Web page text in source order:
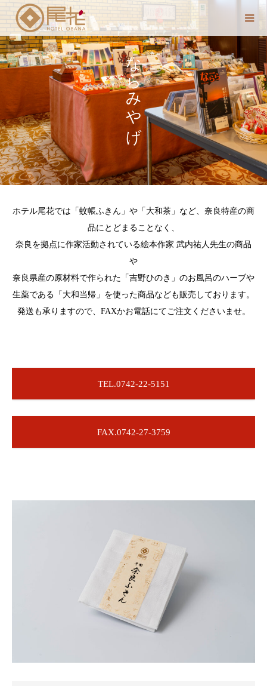
ならみやげ
ホテル尾花では「蚊帳ふきん」や「大和茶」など、奈良特産の商
品にとどまることなく、
奈良を拠点に作家活動されている絵本作家 武内祐人先生の商品
や
奈良県産の原材料で作られた「吉野ひのき」のお風呂のハーブや
生薬である「大和当帰」を使った商品なども販売しております。
発送も承りますので、FAXかお電話にてご注文くださいませ。
TEL.0742-22-5151
FAX.0742-27-3759